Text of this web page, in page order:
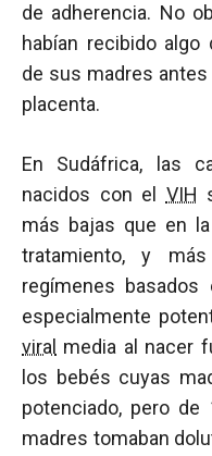
de adherencia. No
habían recibido algo
de sus madres
placenta.
En Sudáfrica, las
nacidos con el VIH
más bajas que en
tratamiento, y
regímenes
especialmente
viral media al nacer
los bebés cuyas
potenciado, pero de
madres tomaban